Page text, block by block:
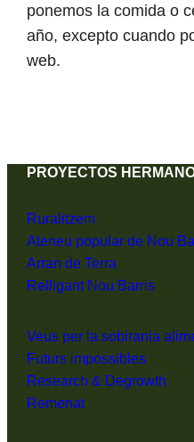
ponemos la comida o
año, excepto cuando
web.
PROYECTOS
Ruralitzem
Ateneu popular de Nou
Arran de Terra
Relligant Nou Barris
Veus per la sobirania
Futurs impossibles
Research & Degrowth
Remenat